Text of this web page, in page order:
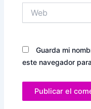
Guarda mi
este navegador